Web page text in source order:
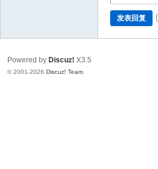
发表回复
Powered by Discuz! X3.5
© 2001-2026 Discuz! Team